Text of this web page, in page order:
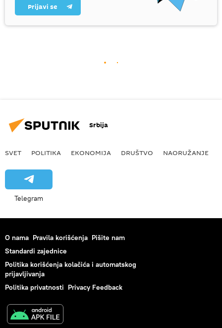
Prijavi se
Srbija
SVET POLITIKA EKONOMIJA DRUŠTVO NAORUŽANJE
Telegram
O nama Pravila korišćenja Pišite nam
Standardi zajednice
Politika korišćenja kolačića i automatskog
prijavljivanja
Politika privatnosti Privacy Feedback